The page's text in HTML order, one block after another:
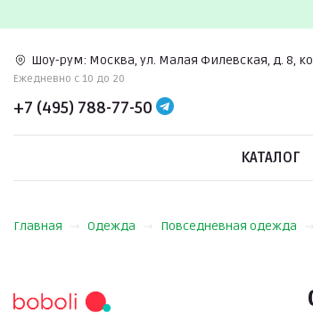
Шоу-рум: Москва, ул. Малая Филевская, д. 8,
Ежедневно c 10 до 20
+7 (495) 788-77-50
КАТАЛОГ
Главная Одежда Повседневная одежда